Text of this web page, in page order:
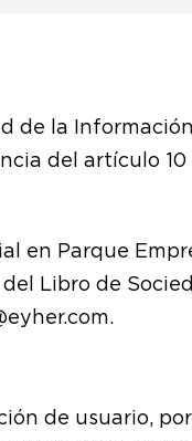
la
del artículo 10
en Parque
Libro de
de usuario,